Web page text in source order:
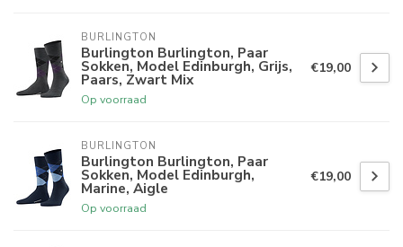
BURLINGTON
Burlington Burlington, Paar
Sokken, Model Edinburgh, Grijs,
Paars, Zwart Mix
Op voorraad
€19,00
BURLINGTON
Burlington Burlington, Paar
Sokken, Model Edinburgh,
Marine, Aigle
Op voorraad
€19,00